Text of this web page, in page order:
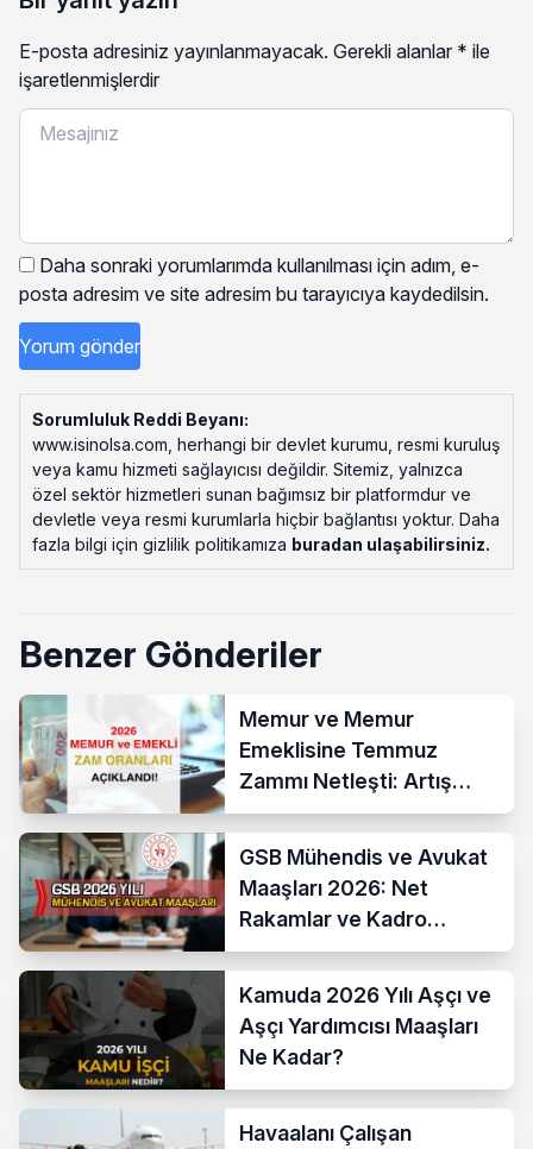
E-posta adresiniz yayınlanmayacak. Gerekli alanlar * ile
işaretlenmişlerdir
Daha sonraki yorumlarımda kullanılması için adım, e-
posta adresim ve site adresim bu tarayıcıya kaydedilsin.
Sorumluluk Reddi Beyanı:
www.isinolsa.com, herhangi bir devlet kurumu, resmi kuruluş
veya kamu hizmeti sağlayıcısı değildir. Sitemiz, yalnızca
özel sektör hizmetleri sunan bağımsız bir platformdur ve
devletle veya resmi kurumlarla hiçbir bağlantısı yoktur. Daha
fazla bilgi için gizlilik politikamıza buradan ulaşabilirsiniz.
Benzer Gönderiler
Memur ve Memur
Emeklisine Temmuz
Zammı Netleşti: Artış
Yüzde 13,52 Oldu
GSB Mühendis ve Avukat
Maaşları 2026: Net
Rakamlar ve Kadro
Karşılaştırması
Kamuda 2026 Yılı Aşçı ve
Aşçı Yardımcısı Maaşları
Ne Kadar?
Havaalanı Çalışan